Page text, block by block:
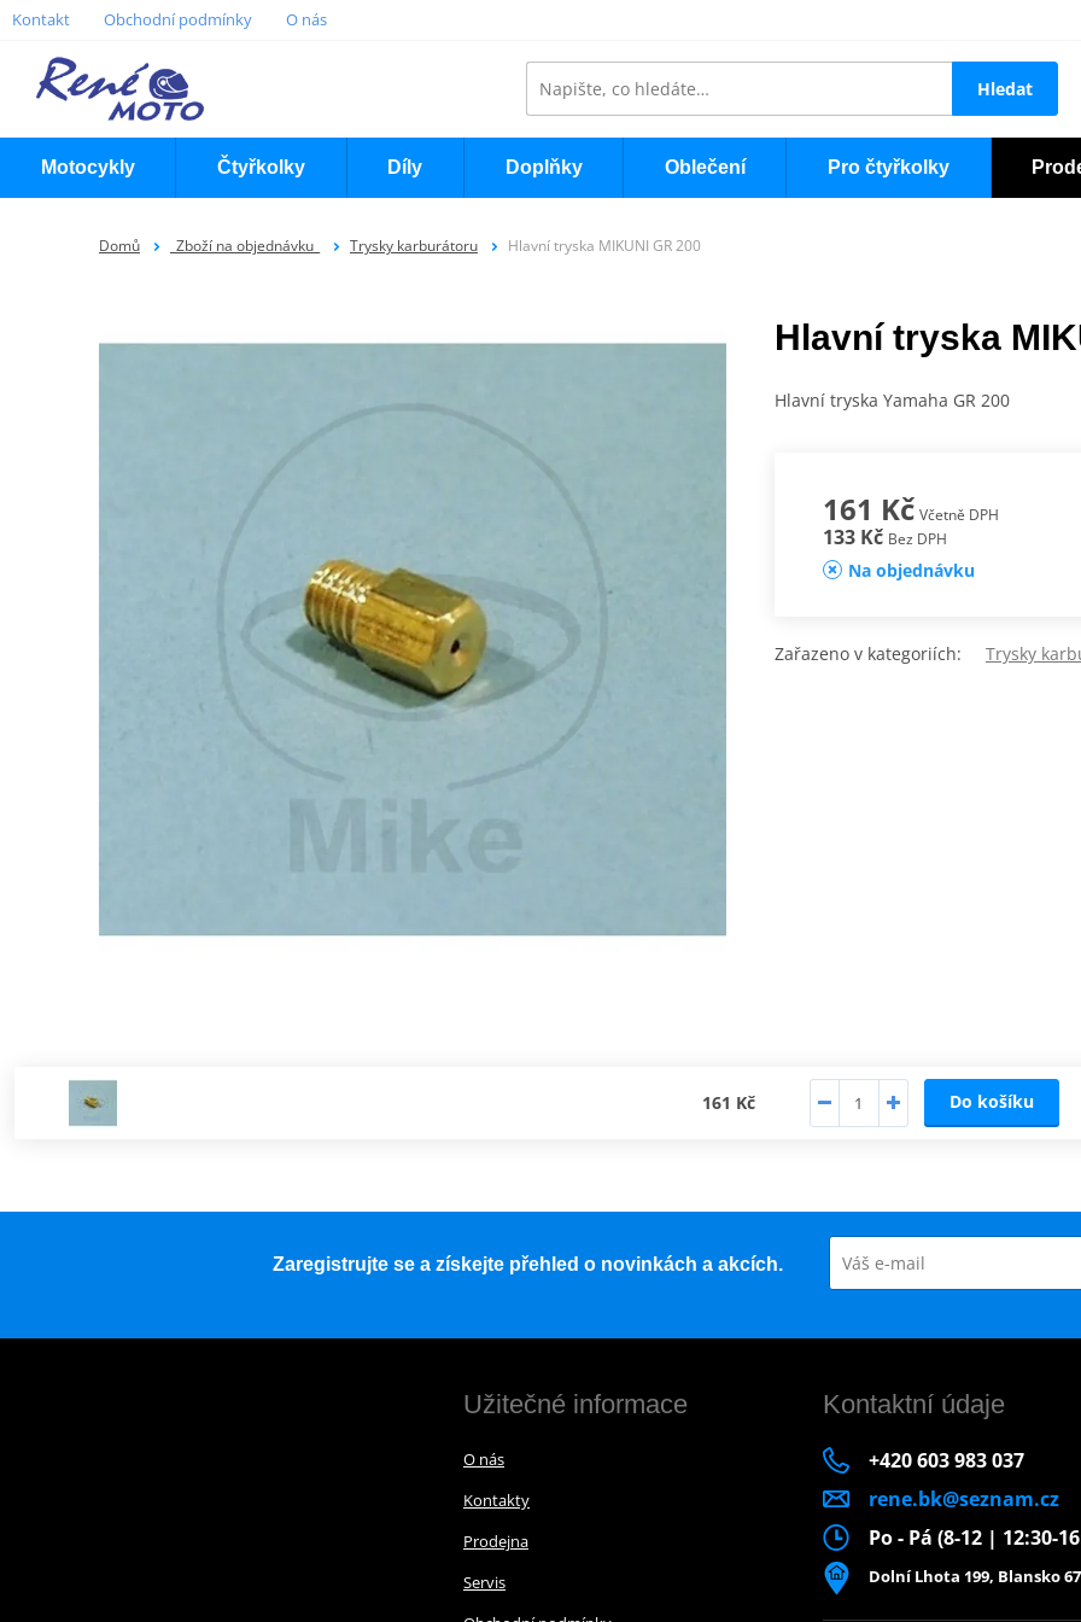
Kontakt Obchodní podmínky O nás
Hledat
Motocykly Čtyřkolky Díly Doplňky Oblečení Pro čtyřkolky
Domů _Zboží na objednávku_ Trysky karburátoru Hlavní tryska MIKUNI GR 200
Hlavní tryska
Hlavní tryska Yamaha GR 200
161 Kč Včetně DPH
133 Kč Bez DPH
Na objednávku
Zařazeno v kategoriích: Trysky
161 Kč Do košíku
Zaregistrujte se a získejte přehled o novinkách a akcích.
Užitečné informace
O nás
Kontakty
Prodejna
Servis
Kontaktní údaje
+420 603 983 037
rene.bk@seznam.cz
Po - Pá (8-12 | 12:30-
Dolní Lhota 199, Blansko